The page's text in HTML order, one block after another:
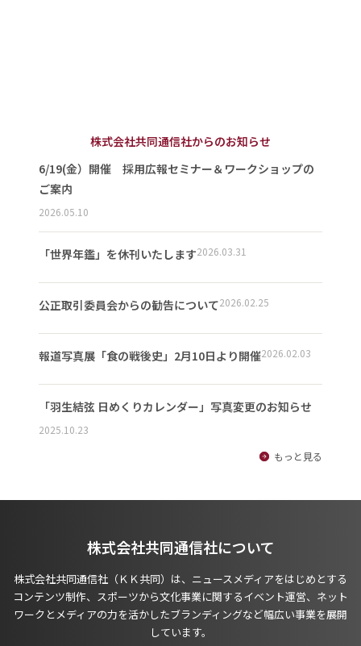
株式会社共同通信社からのお知らせ
6/19(金）開催 採用広報セミナー＆ワークショップの
ご案内
2026.05.10
「世界年鑑」を休刊いたします2026.03.31
公正取引委員会からの勧告について2026.02.25
報道写真展「食の戦後史」2月10日より開催2026.02.03
「羽生結弦 日めくりカレンダー」写真変更のお知らせ
2025.10.23
もっと見る
株式会社共同通信社について
株式会社共同通信社（ＫＫ共同）は、ニュースメディアをはじめとする
コンテンツ制作、スポーツから文化事業に関するイベント運営、ネット
ワークとメディアの力を活かしたブランディングなど幅広い事業を展開
しています。